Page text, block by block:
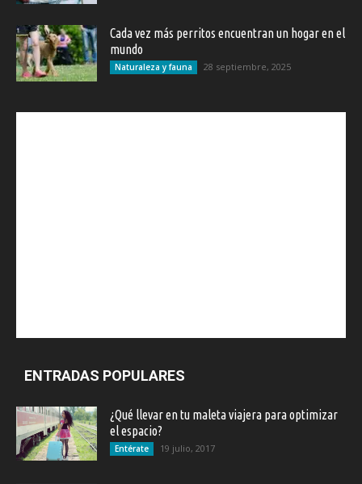
Cada vez más perritos encuentran un hogar en el
mundo
Naturaleza y fauna 28 septiembre, 2025
ENTRADAS POPULARES
¿Qué llevar en tu maleta viajera para optimizar
el espacio?
Entérate 19 julio, 2017